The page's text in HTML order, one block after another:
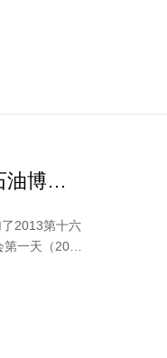
博览
2013第十六